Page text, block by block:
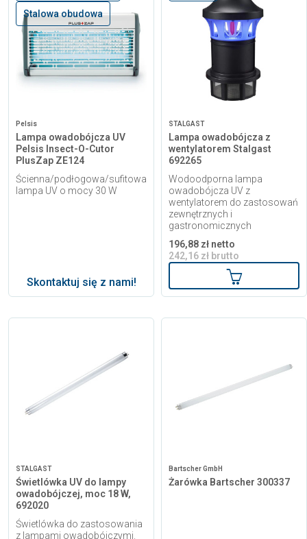
Stalowa obudowa
Pelsis
Lampa owadobójcza UV
Pelsis Insect-O-Cutor
PlusZap ZE124
Ścienna/podłogowa/sufitowa
lampa UV o mocy 30 W
Skontaktuj się z nami!
STALGAST
Lampa owadobójcza z
wentylatorem Stalgast
692265
Wodoodporna lampa
owadobójcza UV z
wentylatorem do zastosowań
zewnętrznych i
gastronomicznych
196,88 zł netto
242,16 zł brutto
Dodaj do
STALGAST
Świetlówka UV do lampy
owadobójczej, moc 18 W,
692020
Świetlówka do zastosowania
z lampami owadobójczymi.
Bartscher GmbH
Żarówka Bartscher 300337